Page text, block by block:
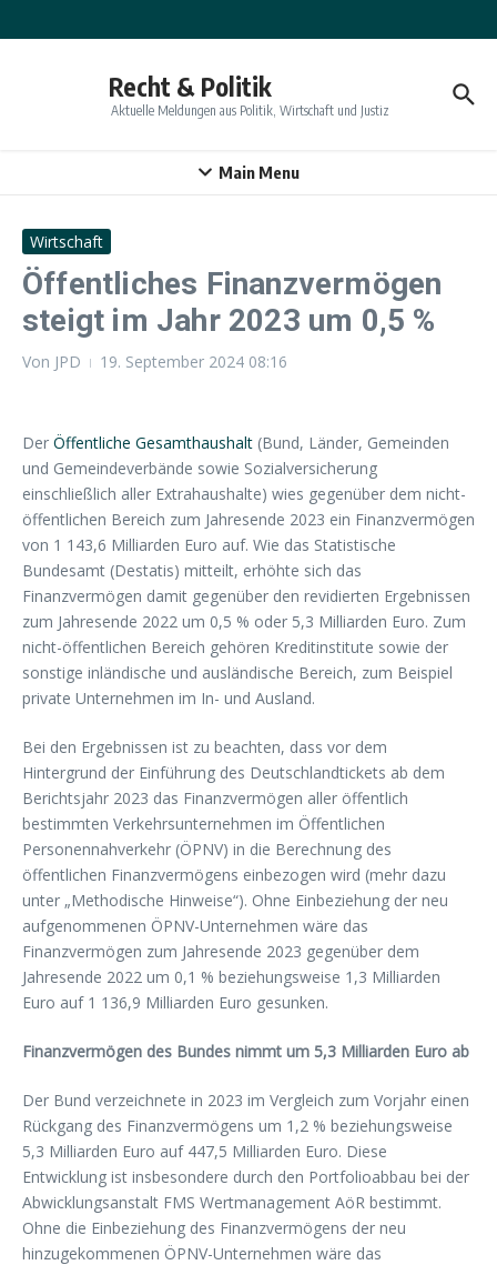
Recht & Politik
Aktuelle Meldungen aus Politik, Wirtschaft und Justiz
Main Menu
Wirtschaft
Öffentliches Finanzvermögen
steigt im Jahr 2023 um 0,5 %
Von JPD 19. September 2024 08:16
Der Öffentliche Gesamthaushalt (Bund, Länder, Gemeinden
und Gemeindeverbände sowie Sozialversicherung
einschließlich aller Extrahaushalte) wies gegenüber dem nicht-
öffentlichen Bereich zum Jahresende 2023 ein Finanzvermögen
von 1 143,6 Milliarden Euro auf. Wie das Statistische
Bundesamt (Destatis) mitteilt, erhöhte sich das
Finanzvermögen damit gegenüber den revidierten Ergebnissen
zum Jahresende 2022 um 0,5 % oder 5,3 Milliarden Euro. Zum
nicht-öffentlichen Bereich gehören Kreditinstitute sowie der
sonstige inländische und ausländische Bereich, zum Beispiel
private Unternehmen im In- und Ausland.
Bei den Ergebnissen ist zu beachten, dass vor dem
Hintergrund der Einführung des Deutschlandtickets ab dem
Berichtsjahr 2023 das Finanzvermögen aller öffentlich
bestimmten Verkehrsunternehmen im Öffentlichen
Personennahverkehr (ÖPNV) in die Berechnung des
öffentlichen Finanzvermögens einbezogen wird (mehr dazu
unter „Methodische Hinweise“). Ohne Einbeziehung der neu
aufgenommenen ÖPNV-Unternehmen wäre das
Finanzvermögen zum Jahresende 2023 gegenüber dem
Jahresende 2022 um 0,1 % beziehungsweise 1,3 Milliarden
Euro auf 1 136,9 Milliarden Euro gesunken.
Finanzvermögen des Bundes nimmt um 5,3 Milliarden Euro ab
Der Bund verzeichnete in 2023 im Vergleich zum Vorjahr einen
Rückgang des Finanzvermögens um 1,2 % beziehungsweise
5,3 Milliarden Euro auf 447,5 Milliarden Euro. Diese
Entwicklung ist insbesondere durch den Portfolioabbau bei der
Abwicklungsanstalt FMS Wertmanagement AöR bestimmt.
Ohne die Einbeziehung des Finanzvermögens der neu
hinzugekommenen ÖPNV-Unternehmen wäre das